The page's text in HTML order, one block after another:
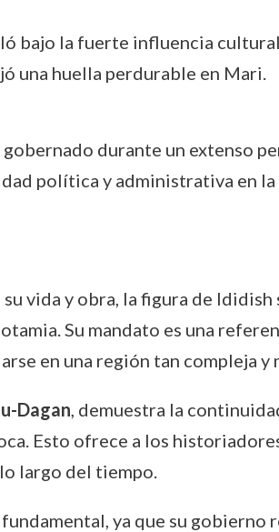
bajo la fuerte influencia
una huella perdurable en Mari.
gobernado durante un extenso
política y administrativa en la
vida y obra, la figura de
Su mandato es una
en una región tan compleja
Dagan, demuestra la
Esto ofrece a los
largo del tiempo.
ya que su gobierno